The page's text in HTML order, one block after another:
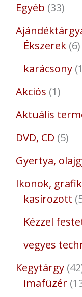
Egyéb 33
Ékszerek 6
karácsony
Akciós 1
Aktuális
DVD, CD 5
Gyertya,
Ikonok,
kasírozott
Kézzel
vegyes
Kegytárgy 42
imafüzér